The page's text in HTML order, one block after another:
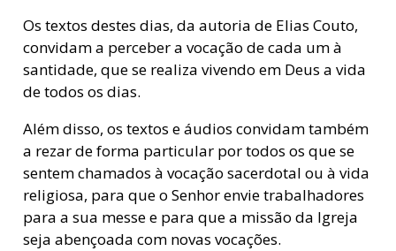
Os textos destes dias, da autoria de Elias Couto,
convidam a perceber a vocação de cada um à
santidade, que se realiza vivendo em Deus a vida
de todos os dias.
Além disso, os textos e áudios convidam também
a rezar de forma particular por todos os que se
sentem chamados à vocação sacerdotal ou à vida
religiosa, para que o Senhor envie trabalhadores
para a sua messe e para que a missão da Igreja
seja abençoada com novas vocações.